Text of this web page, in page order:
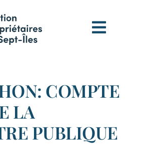
COMPTE
LA
PUBLIQUE